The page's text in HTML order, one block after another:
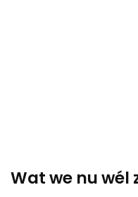
Wat we nu wél